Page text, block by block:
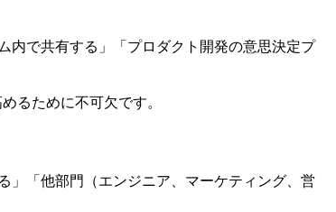
内で共有する」「プロダクト開発の意思決定プ
るために不可欠です。
」「他部門（エンジニア、マーケティング、営